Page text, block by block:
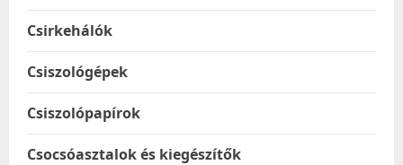
Csirkehálók
Csiszológépek
Csiszolópapírok
Csocsóasztalok és kiegészítők